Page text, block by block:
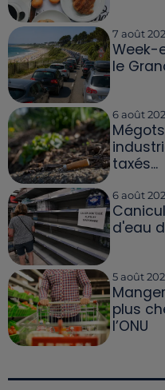
7 août
Week-
le
6 août
taxés...
6 août
d'eau
5 août
plus
l’ONU